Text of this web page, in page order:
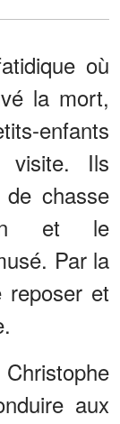
où
la mort,
enfants
visite. Ils
chasse
et le
Par la
et
aux